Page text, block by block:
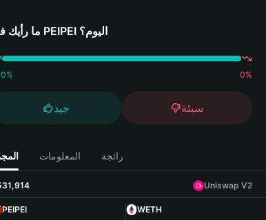
Bitget Wallet
ما رأيك في PEIPEI اليوم؟
% 0%
جيد سيئة
المعلومات رائجة
Uniswap V2
PEIPEI
WETH